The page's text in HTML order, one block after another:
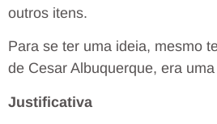
outros itens.
Para se ter uma ideia, mesmo
de Cesar Albuquerque, era
Justificativa